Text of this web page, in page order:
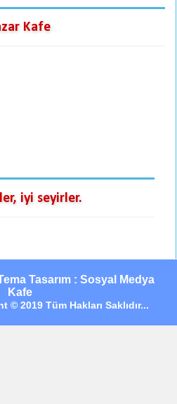
Kafe
iyi seyirler.
Tasarım : Sosyal Medya
Kafe
2019 Tüm Hakları Saklıdır...